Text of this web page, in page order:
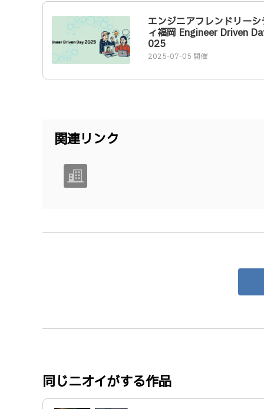
エンジニアフレンドリーシ
ィ福岡 Engineer Driven
025
2025-07-05 開催
関連リンク
同じニオイがする作品